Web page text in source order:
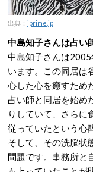
出典： jprime.jp
中島知子さんは占い
中島知子さんは
います。この同居は
心した心を癒すため
占い師と同居を始め
りしていて、さらに
従っていたという心
そして、その洗脳状
問題です。事務所と